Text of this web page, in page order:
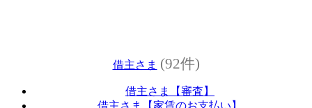
借主さま (92件)
借主さま【審査】
借主さま【家賃のお支払い】